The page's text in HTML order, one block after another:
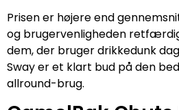
Prisen er højere end
og brugervenligheden
dem, der bruger drikkedunk
Sway er et klart bud på den
allround-brug.